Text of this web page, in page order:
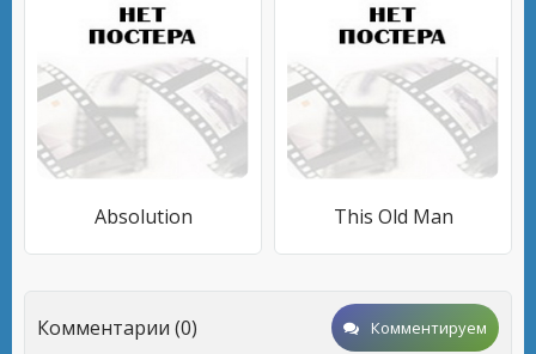
Absolution This Old Man
Комментарии (0) Комментируем